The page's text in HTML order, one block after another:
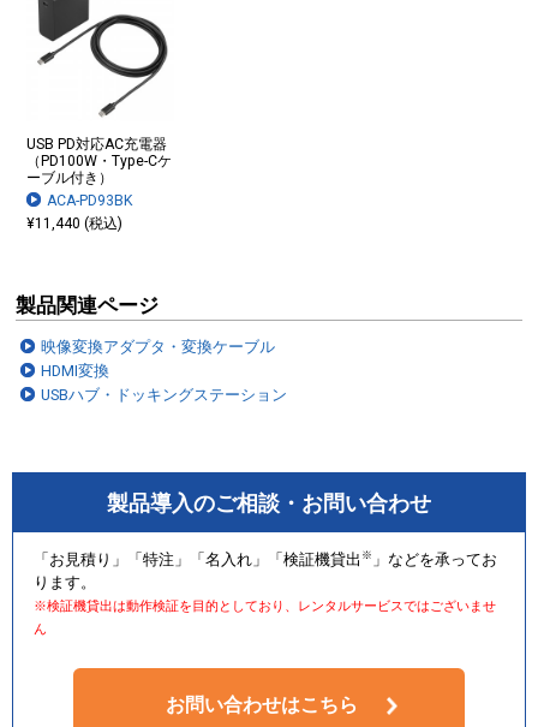
USB PD対応AC充電器
（PD100W・Type-Cケ
ーブル付き）
ACA-PD93BK
¥11,440 (税込)
製品関連ページ
映像変換アダプタ・変換ケーブル
HDMI変換
USBハブ・ドッキングステーション
製品導入のご相談・お問い合わせ
「お見積り」「特注」「名入れ」「検証機貸出 ※ 」などを承ってお
ります。
※検証機貸出は動作検証を目的としており、レンタルサービスではございませ
ん
お問い合わせはこちら